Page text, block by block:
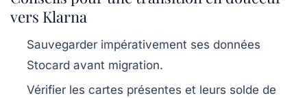
vers Klarna
Sauvegarder impérativement ses données
Stocard avant migration.
Vérifier les cartes présentes et leurs solde de